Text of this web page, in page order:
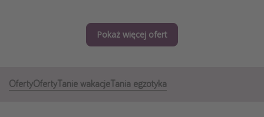
Wakacje Last Minute
Wakacje z dziećmi
Pokaż więcej ofert
OfertyOfertyTanie wakacjeTania egzotyka